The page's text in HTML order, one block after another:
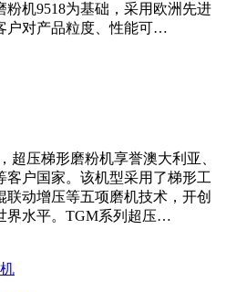
粉机9518为基础，采用欧洲先进
户对产品粒度、性能可…
超压梯形磨粉机享誉澳大利亚、
客户国家。该机型采用了梯形工
动增压等五项磨机技术，开创
界水平。TGM系列超压…